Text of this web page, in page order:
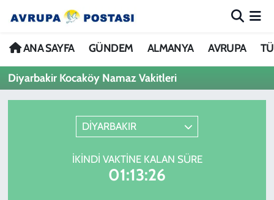
ANA SAYFA GÜNDEM ALMANYA AVRUPA
Diyarbakir Kocaköy Namaz Vakitleri
DİYARBAKIR
İKINDI VAKTINE KALAN SÜRE
01:13:26
ANA SAYFA
GÜNDEM
Nöbetçi Eczaneler
Hava Durumu
Trafik Durumu
Avrupa Ligi Puan Durumu ve Fikstür